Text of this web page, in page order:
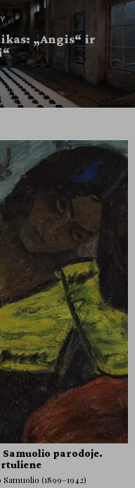
„Angis“ ir
parodoje.
(1899–1942)